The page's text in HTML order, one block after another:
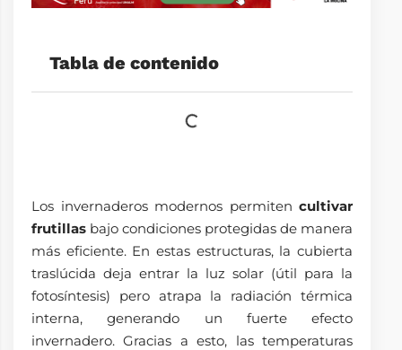
Tabla de contenido
Los invernaderos modernos permiten cultivar
frutillas bajo condiciones protegidas de manera
más eficiente. En estas estructuras, la cubierta
traslúcida deja entrar la luz solar (útil para la
fotosíntesis) pero atrapa la radiación térmica
interna, generando un fuerte efecto
invernadero. Gracias a esto, las temperaturas